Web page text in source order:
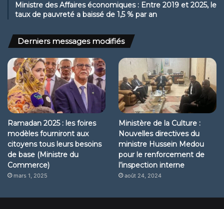
Ministre des Affaires économiques : Entre 2019 et 2025, le
taux de pauvreté a baissé de 1,5 % par an
Derniers messages modifiés
Ramadan 2025 : les foires
modèles fourniront aux
citoyens tous leurs besoins
de base (Ministre du
Commerce)
mars 1, 2025
Ministère de la Culture :
Nouvelles directives du
ministre Hussein Medou
pour le renforcement de
l’inspection interne
août 24, 2024